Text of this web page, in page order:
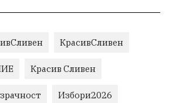
КрасивСливен
Красив Сливен
Избори2026